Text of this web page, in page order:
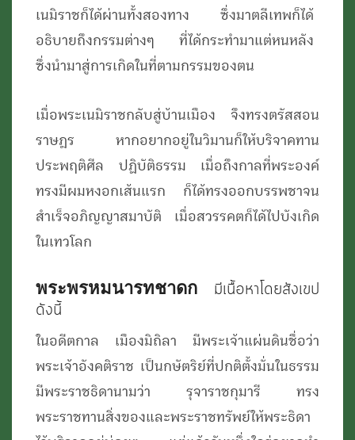
เนมิราชก็ได้ผ่านทั้งสองทาง ซึ่งมาตลีเทพก็ได้
อธิบายถึงกรรมต่างๆ ที่ได้กระทำมาแต่หนหลัง
ซึ่งนำมาสู่การเกิดในที่ตามกรรมของตน
เมื่อพระเนมิราชกลับสู่บ้านเมือง จึงทรงตรัสสอน
ราษฎร หากอยากอยู่ในวิมานก็ให้บริจาคทาน
ประพฤติศีล ปฏิบัติธรรม เมื่อถึงกาลที่พระองค์
ทรงมีผมหงอกเส้นแรก ก็ได้ทรงออกบรรพชาจน
สำเร็จอภิญญาสมาบัติ เมื่อสวรรคตก็ได้ไปบังเกิด
ในเทวโลก
พระพรหมนารทชาดก มีเนื้อหาโดยสังเขป
ดังนี้
ในอดีตกาล เมืองมิถิลา มีพระเจ้าแผ่นดินชื่อว่า
พระเจ้าอังคติราช เป็นกษัตริย์ที่ปกติตั้งมั่นในธรรม
มีพระราชธิดานามว่า รุจาราชกุมารี ทรง
พระราชทานสิ่งของและพระราชทรัพย์ให้พระธิดา